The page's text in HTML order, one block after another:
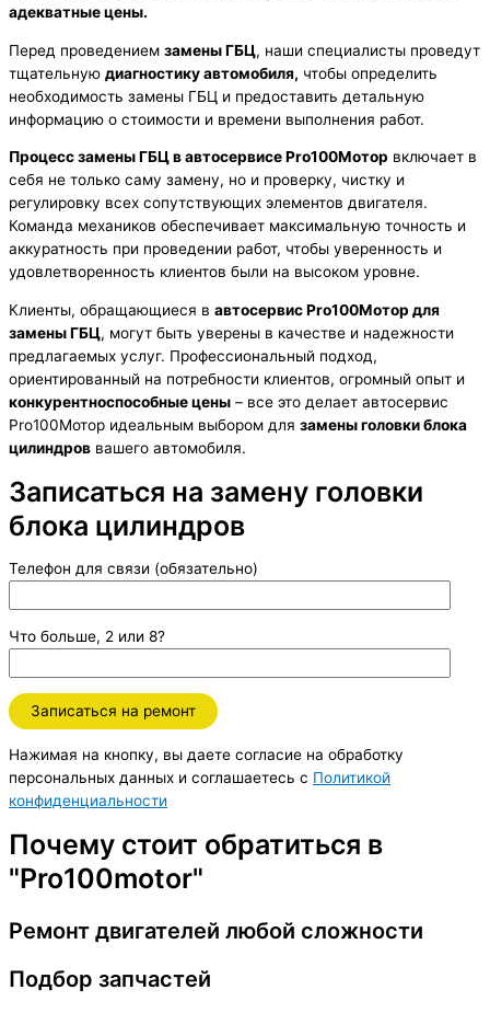
адекватные цены.
Перед проведением замены ГБЦ, наши специалисты проведут
тщательную диагностику автомобиля, чтобы определить
необходимость замены ГБЦ и предоставить детальную
информацию о стоимости и времени выполнения работ.
Процесс замены ГБЦ в автосервисе Pro100Мотор включает в
себя не только саму замену, но и проверку, чистку и
регулировку всех сопутствующих элементов двигателя.
Команда механиков обеспечивает максимальную точность и
аккуратность при проведении работ, чтобы уверенность и
удовлетворенность клиентов были на высоком уровне.
Клиенты, обращающиеся в автосервис Pro100Мотор для
замены ГБЦ, могут быть уверены в качестве и надежности
предлагаемых услуг. Профессиональный подход,
ориентированный на потребности клиентов, огромный опыт и
конкурентноспособные цены – все это делает автосервис
Pro100Мотор идеальным выбором для замены головки блока
цилиндров вашего автомобиля.
Записаться на замену головки
блока цилиндров
Телефон для связи (обязательно)
Что больше, 2 или 8?
Нажимая на кнопку, вы даете согласие на обработку
персональных данных и соглашаетесь c Политикой
конфиденциальности
Почему стоит обратиться в
"Pro100motor"
Ремонт двигателей любой сложности
Подбор запчастей